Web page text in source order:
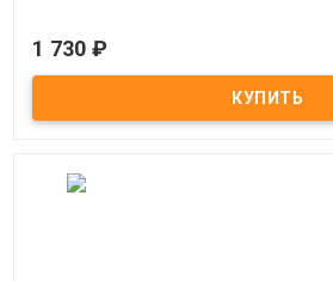
Под заказ
Тренажер Лабиринт Спираль
1 730 ₽